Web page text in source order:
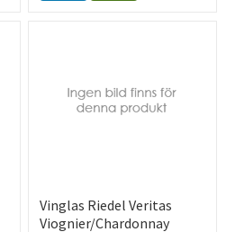
Vinglas Riedel Veritas
Viognier/Chardonnay